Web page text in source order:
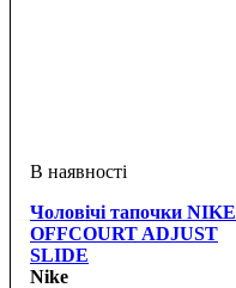
Чоловічі тапочки NIKE
OFFCOURT ADJUST
SLIDE
Nike